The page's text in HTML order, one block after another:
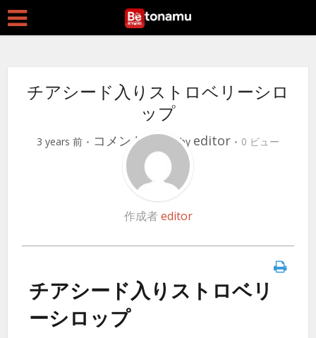
チアシード入りストロベリーシロ
ップ
3 years 前 コメントする by editor 0 ビュー
作成者editor
チアシード入りストロベリ
ーシロップ